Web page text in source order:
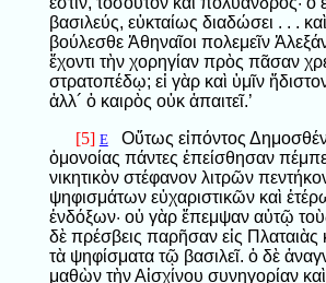
βασιλεύς, εὐκταίως διαδώσει . . .
βούλεσθε Ἀθηναῖοι πολεμεῖν
ἔχοντι τὴν χορηγίαν πρὸς πᾶσαν
στρατοπέδῳ; εἰ γὰρ καὶ ὑμῖν
ἀλλ´ ὁ καιρὸς οὐκ ἀπαιτεῖ.’
[5] E
Οὕτως εἰπόντος
ὁμονοίας πάντες ἐπείσθησαν
νικητικὸν στέφανον λιτρῶν
ψηφισμάτων εὐχαριστικῶν καὶ
ἐνδόξων· οὐ γὰρ ἔπεμψαν αὐτῷ
δὲ πρέσβεις παρῆσαν εἰς Πλαταιὰς
τὰ ψηφίσματα τῷ βασιλεῖ. ὁ δὲ
μαθὼν τὴν Αἰσχίνου συνηγορίαν